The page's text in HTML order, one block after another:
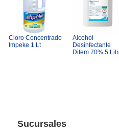
Cloro Concentrado
Impeke 1 Lt
Alcohol
Desinfectante
Difem 70% 5
Sucursales